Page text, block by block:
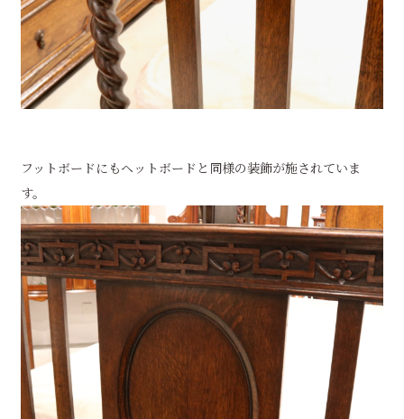
フットボードにもヘットボードと同様の装飾が施されていま
す。